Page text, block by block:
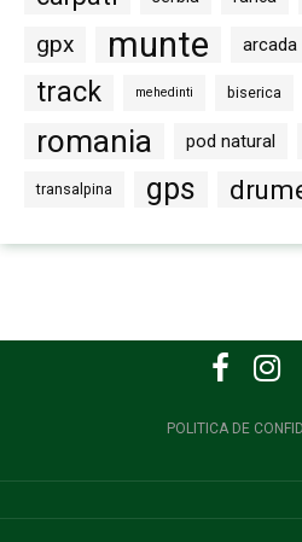
gpx munte arcada
track mehedinti biserica
romania pod natural
transalpina gps
POLITICA DE